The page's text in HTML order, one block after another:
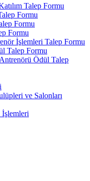
Talep Formu
Formu
Formu
Formu
İşlemleri Talep Formu
Talep Formu
Ödül Talep
ve Salonları
İşlemleri